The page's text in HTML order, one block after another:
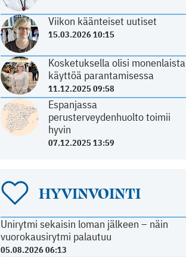
Viikon käänteiset uutiset
15.03.2026 10:15
Kosketuksella olisi monenlaista
käyttöä parantamisessa
11.12.2025 09:58
Espanjassa
perusterveydenhuolto toimii
hyvin
07.12.2025 13:59
HYVINVOINTI
Unirytmi sekaisin loman jälkeen – näin
vuorokausirytmi palautuu
05.08.2026 06:13